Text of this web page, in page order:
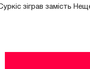
зіграв замість